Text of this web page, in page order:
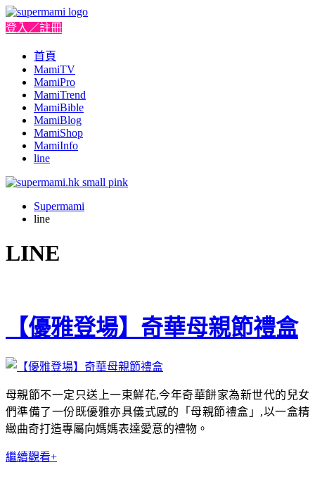
登入／註冊
首頁
MamiTV
MamiPro
MamiTrend
MamiBible
MamiBlog
MamiShop
MamiInfo
line
Supermami
line
LINE
【優雅登場】奇華母親節禮盒
母親節不一定只送上一束鮮花,今年奇華餅家為新世代的兒女
們準備了一份既優雅亦具儀式感的「母親節禮盒」,以一盒精
緻曲奇打造專屬向媽媽表達愛意的禮物。
繼續觀看+